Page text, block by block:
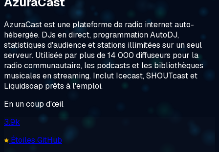
AzuraCast est une plateforme de radio internet auto-
hébergée. DJs en direct, programmation AutoDJ,
statistiques d'audience et stations illimitées sur un seul
serveur. Utilisée par plus de 14 000 diffuseurs pour la
radio communautaire, les podcasts et les bibliothèques
musicales en streaming. Inclut Icecast, SHOUTcast et
Liquidsoap prêts à l'emploi.
En un coup d'œil
3.9k
Étoiles GitHub